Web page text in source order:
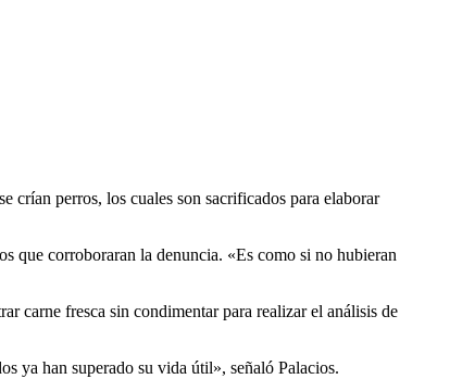
crían perros, los cuales son sacrificados para elaborar
que corroboraran la denuncia. «Es como si no hubieran
carne fresca sin condimentar para realizar el análisis de
ya han superado su vida útil», señaló Palacios.